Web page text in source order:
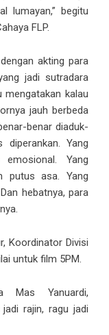
lumayan,” begitu
FLP.
akting para
jadi sutradara
kalau
jauh berbeda
benar diaduk-
Yang
Yang
putus asa. Yang
hebatnya, para
Koordinator Divisi
untuk film 5PM.
Mas Yanuardi,
rajin, ragu jadi